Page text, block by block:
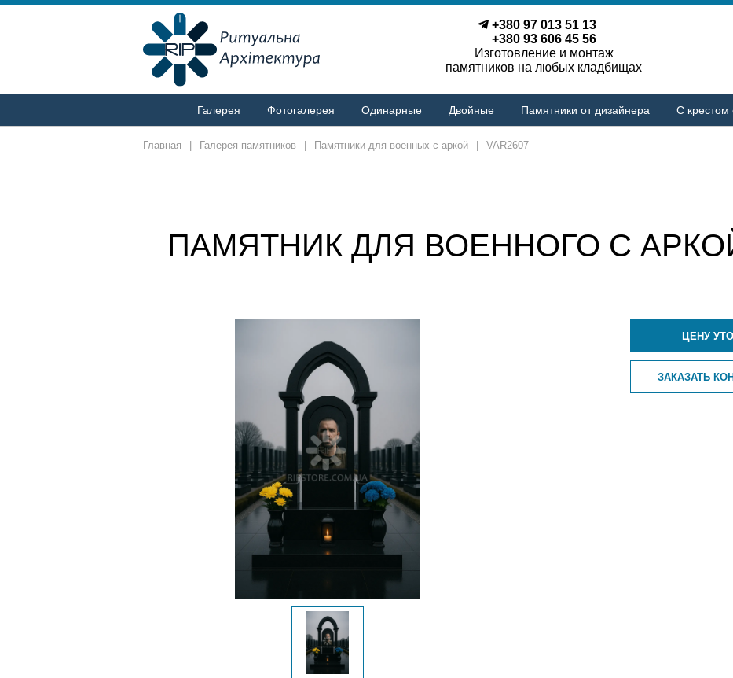
+380 97 013 51 13
+380 93 606 45 56
Изготовление и монтаж
памятников на любых кладбищах
Галерея Фотогалерея Одинарные Двойные Памятники от дизайнера С крестом
Главная Галерея памятников Памятники для военных с аркой VAR2607
ПАМЯТНИК ДЛЯ ВОЕННОГО С АРКОЙ
ЦЕНУ
ЗАКАЗАТЬ